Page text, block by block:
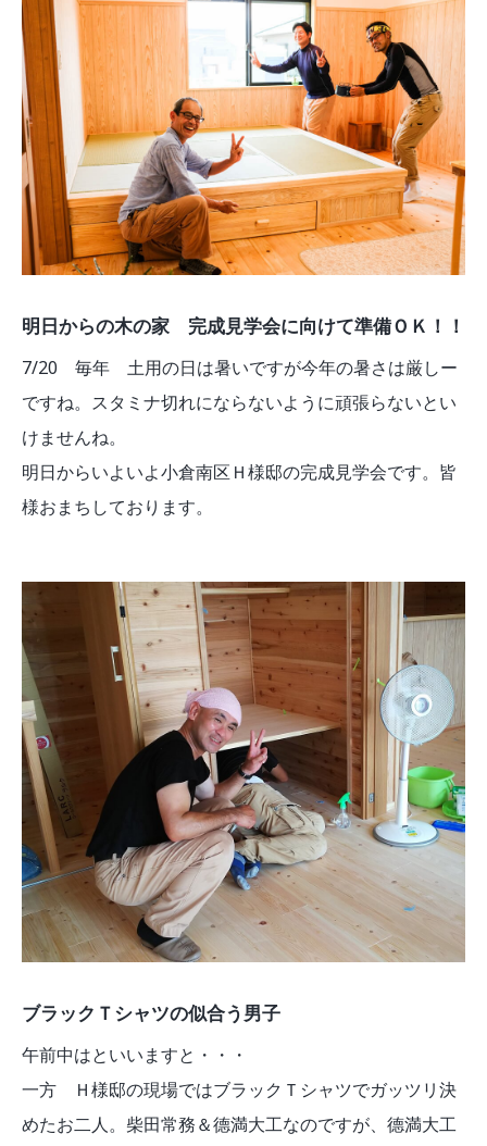
明日からの木の家 完成見学会に向けて準備ＯＫ！！
7/20 毎年 土用の日は暑いですが今年の暑さは厳しー
ですね。スタミナ切れにならないように頑張らないとい
けませんね。
明日からいよいよ小倉南区Ｈ様邸の完成見学会です。皆
様おまちしております。
ブラックＴシャツの似合う男子
午前中はといいますと・・・
一方 Ｈ様邸の現場ではブラックＴシャツでガッツリ決
めたお二人。柴田常務＆德満大工なのですが、德満大工